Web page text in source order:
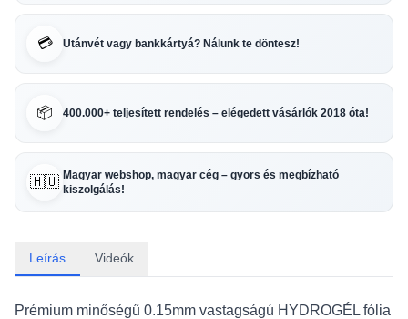
💳 Utánvét vagy bankkártyá? Nálunk te döntesz!
📦 400.000+ teljesített rendelés – elégedett vásárlók 2018 óta!
🇭🇺 Magyar webshop, magyar cég – gyors és megbízható
kiszolgálás!
Leírás Videók
Prémium minőségű 0.15mm vastagságú HYDROGÉL fólia